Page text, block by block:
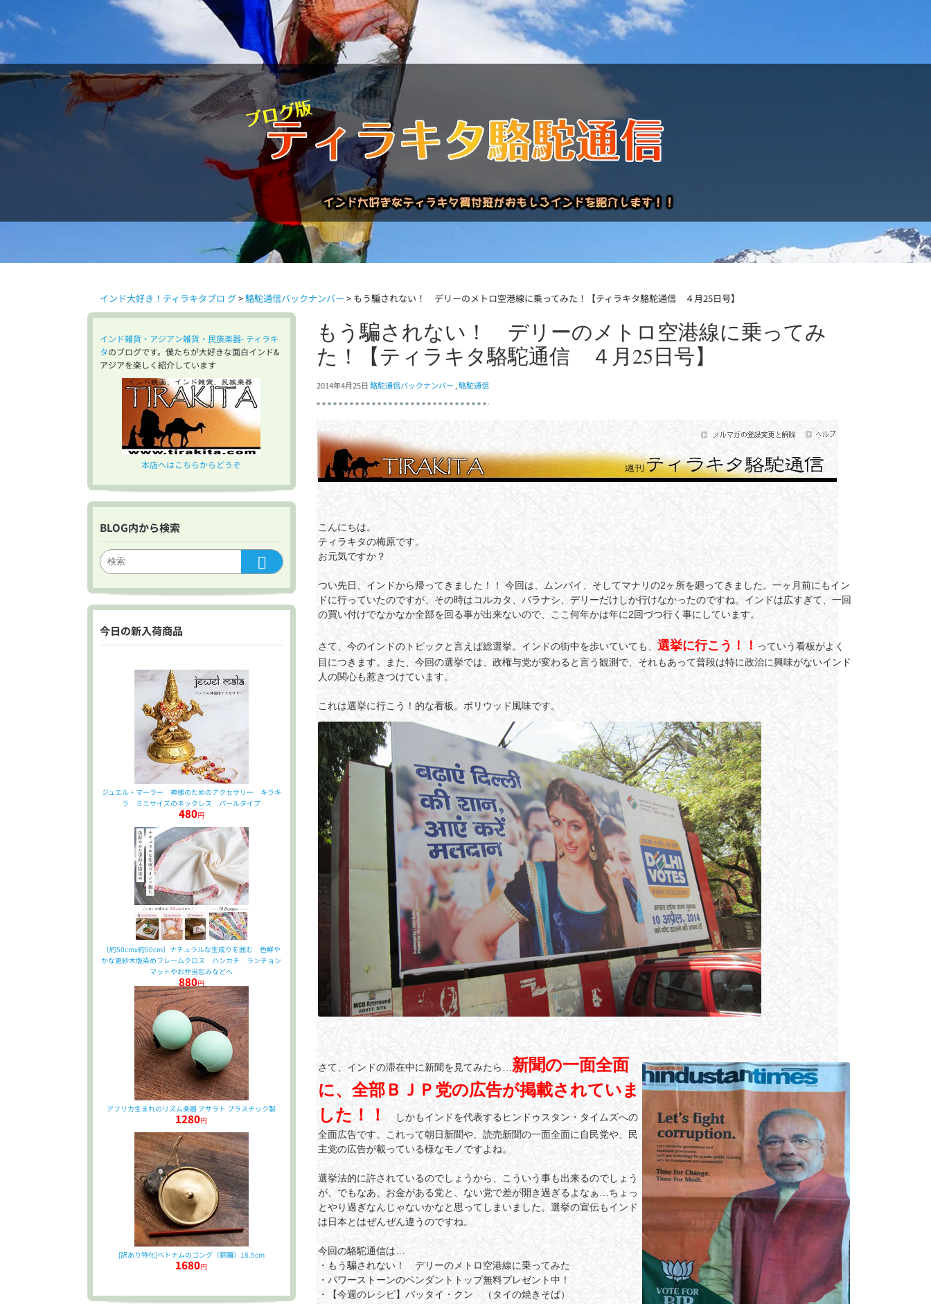
インド大好き！ティラキタブロ グ>駱駝通信バックナンバー > もう騙されない！ デリーのメトロ空港線に乗ってみた！【ティラキタ駱駝通信 ４月25日号】
もう騙されない！ デリーのメトロ空港線に乗ってみ
た！【ティラキタ駱駝通信 ４月25日号】
2014年4月25日駱駝通信バックナンバー ,駱駝通信
こんにちは。
ティラキタの梅原です。
お元気ですか？
つい先日、インドから帰ってきました！！ 今回は、ムンバイ、そしてマナリの2ヶ所を廻ってきました。一ヶ月前にもイン
ドに行っていたのですが、その時はコルカタ、バラナシ、デリーだけしか行けなかったのですね。インドは広すぎて、一回
の買い付けでなかなか全部を回る事が出来ないので、ここ何年かは年に2回づつ行く事にしています。
さて、今のインドのトピックと言えば総選挙。インドの街中を歩いていても、 選挙に行こう！！ っていう看板がよく
目につきます。また、今回の選挙では、政権与党が変わると言う観測で、それもあって普段は特に政治に興味がないインド
人の関心も惹きつけています。
これは選挙に行こう！的な看板。ボリウッド風味です。
さて、インドの滞在中に新聞を見てみたら… 新聞の一面全面
に、全部ＢＪＰ党の広告が掲載されていま
した！！
しかもインドを代表するヒンドゥスタン・タイムズへの
全面広告です。これって朝日新聞や、読売新聞の一面全面に自民党や、民
主党の広告が載っている様なモノですよね。
選挙法的に許されているのでしょうから、こういう事も出来るのでしょう
が、でもなあ、お金がある党と、ない党で差が開き過ぎるよなぁ…ちょっ
とやり過ぎなんじゃないかなと思ってしまいました。選挙の宣伝もインド
は日本とはぜんぜん違うのですね。
今回の駱駝通信は…
・もう騙されない！ デリーのメトロ空港線に乗ってみた
・パワーストーンのペンダントトップ無料プレゼント中！
・【今週のレシピ】パッタイ・クン （タイの焼きそば）
インド雑貨・アジアン雑貨・民族楽器- ティラキ
タのブログです。僕たちが大好きな面白インド&
アジアを楽しく紹介しています
本店へはこちらからどうぞ
BLOG内から検索
今日の新入荷商品
ジュエル・マーラー 神様のためのアクセサリー キラキ
ラ ミニサイズのネックレス パールタイプ
480円
〔約50cmx約50cm〕ナチュラルな生成りを囲む 色鮮や
かな更紗木版染めフレームクロス ハンカチ ランチョン
マットやお弁当包みなどへ
880円
アフリカ生まれのリズム楽器 アサラト プラスチック製
1280円
[訳あり特化]ベトナムのゴング（銅鑼）18.5cm
1680円